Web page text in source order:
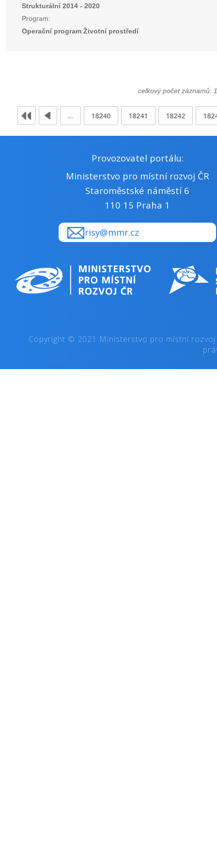
Strukturální 2014 - 2020
Program:
Operační program Životní prostředí
celkový počet záznamů:
… 18240 18241 18242
Provozovatel portálu:
Ministerstvo pro místní rozvoj ČR
Staroměstské náměstí 6
110 15 Praha 1
risy@mmr.cz
Copyright © 2021 Ministerstvo pro místní rozvoj